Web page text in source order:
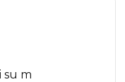
su m